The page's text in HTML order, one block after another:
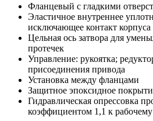
Фланцевый с гладкими
Эластичное внутреннее
исключающее контакт корпуса
Цельная ось затвора для
протечек
Управление: рукоятка;
присоединения привода
Установка между фланцами
Защитное эпоксидное
Гидравлическая опрессовка
коэффициентом 1,1 к